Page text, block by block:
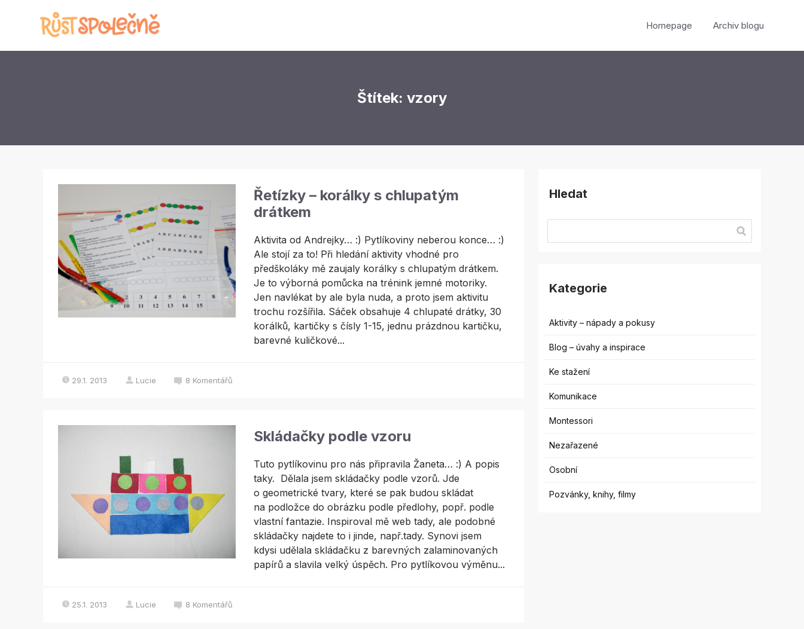
Homepage Archiv blogu
Štítek: vzory
Řetízky – korálky s chlupatým
drátkem
Aktivita od Andrejky… :) Pytlíkoviny neberou konce… :)
Ale stojí za to! Při hledání aktivity vhodné pro
předškoláky mě zaujaly korálky s chlupatým drátkem.
Je to výborná pomůcka na trénink jemné motoriky.
Jen navlékat by ale byla nuda, a proto jsem aktivitu
trochu rozšířila. Sáček obsahuje 4 chlupaté drátky, 30
korálků, kartičky s čísly 1-15, jednu prázdnou kartičku,
barevné kuličkové...
29.1. 2013 Lucie 8 Komentářů
Skládačky podle vzoru
Tuto pytlíkovinu pro nás připravila Žaneta… :) A popis
taky. Dělala jsem skládačky podle vzorů. Jde
o geometrické tvary, které se pak budou skládat
na podložce do obrázku podle předlohy, popř. podle
vlastní fantazie. Inspiroval mě web tady, ale podobné
skládačky najdete to i jinde, např.tady. Synovi jsem
kdysi udělala skládačku z barevných zalaminovaných
papírů a slavila velký úspěch. Pro pytlíkovou výměnu...
25.1. 2013 Lucie 8 Komentářů
Hledat
Kategorie
Aktivity – nápady a pokusy
Blog – úvahy a inspirace
Ke stažení
Komunikace
Montessori
Nezařazené
Osobní
Pozvánky, knihy, filmy